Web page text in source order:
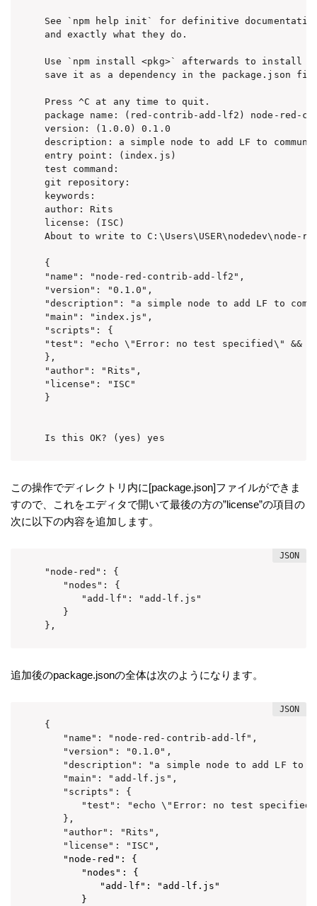
See `npm help init` for definitive
and exactly what they do.
Use `npm install <pkg>` afterwards to install a
save it as a dependency in the package.json
Press ^C at any time to quit.
package name: (red-contrib-add-lf2) node-red-
version: (1.0.0) 0.1.0
description: a simple node to add LF to
entry point: (index.js)
test command:
git repository:
keywords:
author: Rits
license: (ISC)
About to write to C:\Users\USER\nodedev\node-
{
"name": "node-red-contrib-add-lf2",
"version": "0.1.0",
"description": "a simple node to add LF to
"main": "index.js",
"scripts": {
"test": "echo \"Error: no test specified\" &&
},
"author": "Rits",
"license": "ISC"
}
Is this OK? (yes) yes
この操作でディレクトリ内に[package.json]ファイルができま
すので、これをエディタで開いて最後の方の”license”の項目の
次に以下の内容を追加します。
"node-red": {
"nodes": {
"add-lf": "add-lf.js"
}
},
追加後のpackage.jsonの全体は次のようになります。
{
"name": "node-red-contrib-add-lf",
"version": "0.1.0",
"description": "a simple node to add LF to
"main": "add-lf.js",
"scripts": {
"test": "echo \"Error: no test specified\"
},
"author": "Rits",
"license": "ISC" ,
"node-red": {
"nodes": {
"add-lf": "add-lf.js"
}